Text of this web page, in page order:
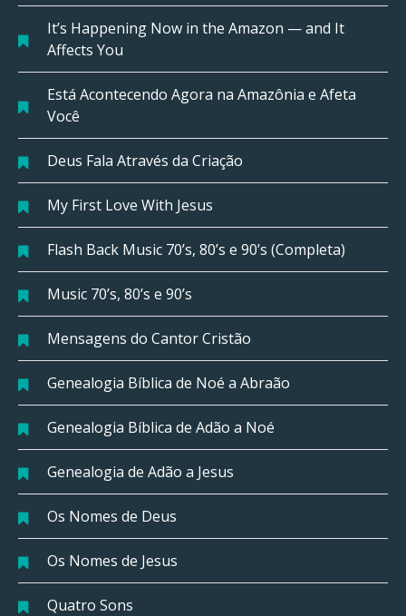
It’s Happening Now in the Amazon — and It
Affects You
Está Acontecendo Agora na Amazônia e Afeta
Você
Deus Fala Através da Criação
My First Love With Jesus
Flash Back Music 70’s, 80’s e 90’s (Completa)
Music 70’s, 80’s e 90’s
Mensagens do Cantor Cristão
Genealogia Bíblica de Noé a Abraão
Genealogia Bíblica de Adão a Noé
Genealogia de Adão a Jesus
Os Nomes de Deus
Os Nomes de Jesus
Quatro Sons